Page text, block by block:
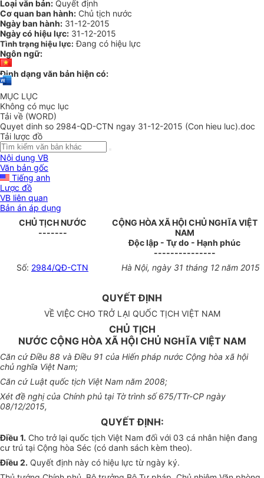
Loại văn bản: Quyết định
Cơ quan ban hành: Chủ tịch nước
Ngày ban hành: 31-12-2015
Ngày có hiệu lực: 31-12-2015
Tình trạng hiệu lực: Đang có hiệu lực
Ngôn ngữ:
Định dạng văn bản hiện có:
MỤC LỤC
Không có mục lục
Tải về (WORD)
Quyet dinh so 2984-QD-CTN ngay 31-12-2015 (Con hieu luc).doc
Tải lược đồ
Nội dung VB
Văn bản gốc
Tiếng anh
Lược đồ
VB liên quan
Bản án áp dụng
CHỦ TỊCH NƯỚC
-------
CỘNG HÒA XÃ HỘI CHỦ NGHĨA VIỆT
NAM
Độc lập - Tự do - Hạnh phúc
---------------
Số: 2984/QĐ-CTN Hà Nội, ngày 31 tháng 12 năm 2015
QUYẾT ĐỊNH
VỀ VIỆC CHO TRỞ LẠI QUỐC TỊCH VIỆT NAM
CHỦ TỊCH
NƯỚC CỘNG HÒA XÃ HỘI CHỦ NGHĨA VIỆT NAM
Căn cứĐiều 88 và Điều 91 của Hiến pháp nước Cộng hòa xã hội
chủ nghĩa Việt Nam;
Căn cứ Luật quốc tịch Việt Nam năm 2008;
Xét đề nghị của Chính phủ tại Tờ trình số675/TTr-CP ngày
08/12/2015,
QUYẾT ĐỊNH:
Điều 1. Cho trở lại quốc tịch Việt Nam đối với 03 cá nhân hiện đang
cư trú tại Cộng hòa Séc (có danh sách kèm theo).
Điều 2. Quyết định này có hiệu lực từ ngày ký.